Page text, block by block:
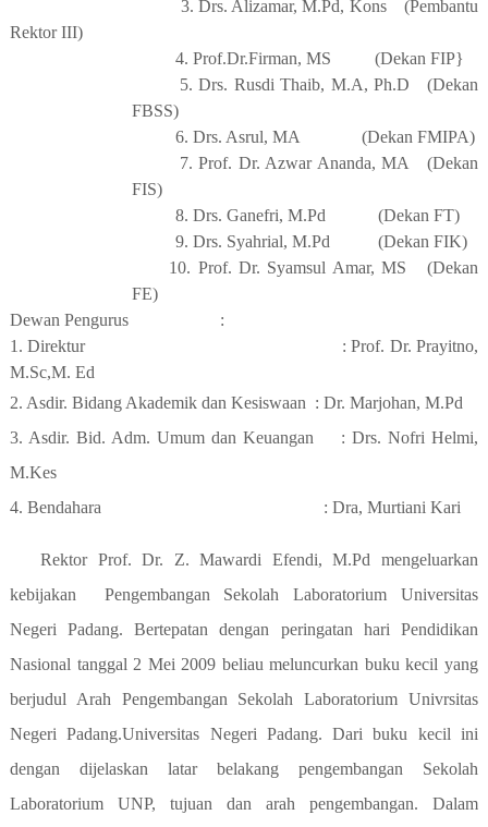
3. Drs. Alizamar, M.Pd, Kons
(Pembantu
Rektor III)
4. Prof.Dr.Firman, MS
(Dekan FIP}
5. Drs. Rusdi Thaib, M.A, Ph.D
(Dekan
FBSS)
6. Drs. Asrul, MA
(Dekan FMIPA)
7. Prof. Dr. Azwar Ananda, MA
(Dekan
FIS)
8. Drs. Ganefri, M.Pd
(Dekan FT)
9. Drs. Syahrial, M.Pd
(Dekan FIK)
10. Prof. Dr. Syamsul Amar, MS
(Dekan
FE)
Dewan Pengurus
:
1.Direktur
: Prof. Dr. Prayitno,
M.Sc,M. Ed
2. Asdir. Bidang Akademik dan Kesiswaan : Dr. Marjohan, M.Pd
3. Asdir. Bid. Adm. Umum dan Keuangan
: Drs. Nofri Helmi,
M.Kes
4. Bendahara : Dra, Murtiani Kari
Rektor Prof. Dr. Z. Mawardi Efendi, M.Pd mengeluarkan
kebijakan
Pengembangan Sekolah Laboratorium Universitas
Negeri Padang. Bertepatan dengan peringatan hari Pendidikan
Nasional tanggal 2 Mei 2009 beliau meluncurkan buku kecil yang
berjudul Arah Pengembangan Sekolah Laboratorium Univrsitas
Negeri Padang.Universitas Negeri Padang. Dari buku kecil ini
dengan dijelaskan latar belakang pengembangan Sekolah
Laboratorium UNP, tujuan dan arah pengembangan. Dalam